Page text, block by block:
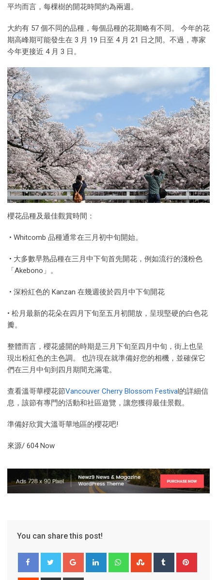
平均而言，每棵樹的開花時間約為兩週。
大約有 57 個不同的品種，每個品種的花期略有不同。 今年的花
期高峰期可能發生在 3 月 19 日至 4 月 21 日之間。不過，專家
今年更接近 4 月 3 日。
櫻花品種及最佳觀賞時間：
• Whitcomb 品種通常在三月初中旬開始。
• 大多數早熟品種在三月中下旬首先開花，例如流行的淺粉色
「Akebono」。
• 深粉紅色的 Kanzan 在幾週後於四月中下旬開花
• 松月最新的花朵在四月下旬至五月初開放，呈現堅硬的白色花
瓣。
整體而言，櫻花盛開的時期是三月下旬至四月中旬，街上也呈
現出粉紅色的主色調。 也許現在就準備好您的相機，並確保它
們在三月中旬到四月期間充滿電。
查看溫哥華櫻花節Vancouver Cherry Blossom Festival的詳細信
息，該節有專門的活動和社區遊覽，讓您獲得最佳景觀。
準備好欣賞大溫哥華地區的櫻花吧!
來源/ 604 Now
You can share this post!